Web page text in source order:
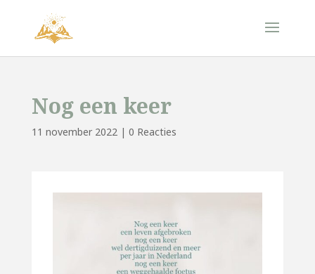
Nog een keer
11 november 2022| 0 Reacties